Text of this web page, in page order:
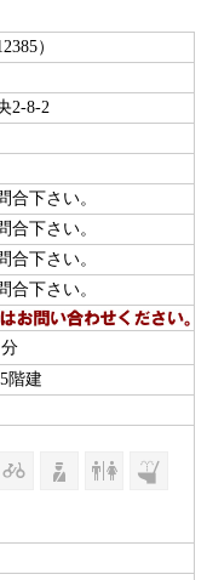
）
2-8-2
合下さい。
合下さい。
合下さい。
合下さい。
階建